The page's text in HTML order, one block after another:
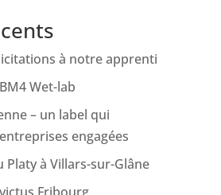
à notre apprenti
Wet-lab
– un label qui
engagées
à Villars-sur-Glâne
Fribourg